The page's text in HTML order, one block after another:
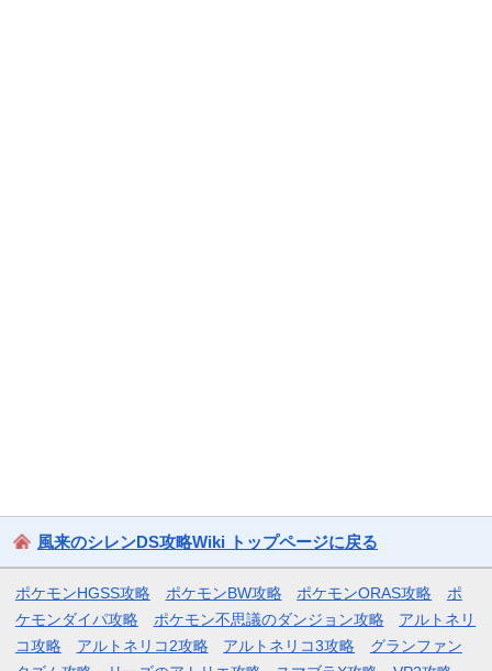
風来のシレンDS攻略Wiki トップページに戻る
ポケモンHGSS攻略 ポケモンBW攻略 ポケモンORAS攻略
ポ
ケモンダイパ攻略
ポケモン不思議のダンジョン攻略
アルトネリ
コ攻略
アルトネリコ2攻略 アルトネリコ3攻略
グランファン